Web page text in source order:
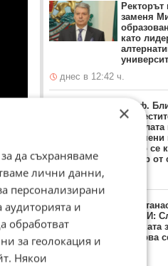
заменя
като
днес в 12:42 ч.
Проф.
който се
добър от
вчера в 22:05 ч.
Д-р
ФАКТИ:
сметката
тепърва
×
да съхраняваме
лични данни,
персонализирани
и
обработват
за геолокация и
Някои